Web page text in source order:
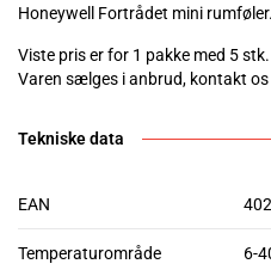
Honeywell Fortrådet mini rumføler.
Viste pris er for 1 pakke med 5 stk.
Varen sælges i anbrud, kontakt
Tekniske data
EAN
Temperaturområde 6-